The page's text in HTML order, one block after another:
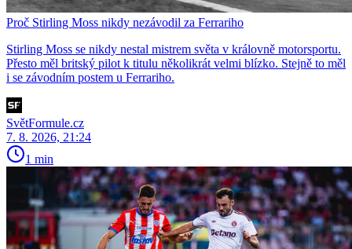
Proč Stirling Moss nikdy nezávodil za Ferrariho
Stirling Moss se nikdy nestal mistrem světa v královně motorsportu.
Přesto měl britský pilot k titulu několikrát velmi blízko. Stejně to měl
i se závodním postem u Ferrariho.
SvětFormule.cz
7. 8. 2026, 21:24
1 min